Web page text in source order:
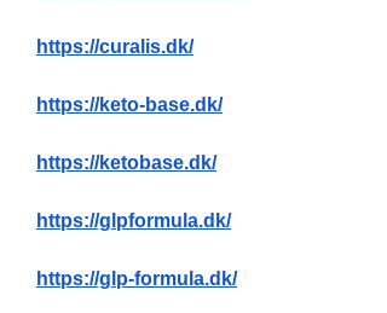
https://curalis.dk/
https://keto-base.dk/
https://ketobase.dk/
https://glpformula.dk/
https://glp-formula.dk/